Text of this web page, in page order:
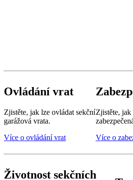
Ovládání vrat
Zjistěte, jak lze ovládat sekční
garážová vrata.
Více o ovládání vrat
Zjistěte, jak
Více o
Životnost sekčních